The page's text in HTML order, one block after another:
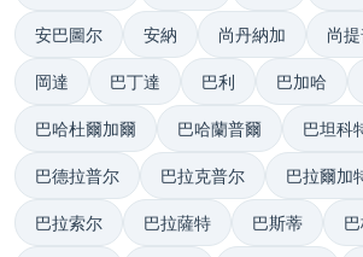
安巴圖尔 安納 尚丹納加 尚
岡達 巴丁達 巴利 巴加哈
巴哈杜爾加爾 巴哈蘭普爾 巴坦科
巴德拉普尔 巴拉克普尔 巴拉爾加
巴拉索尔 巴拉薩特 巴斯蒂